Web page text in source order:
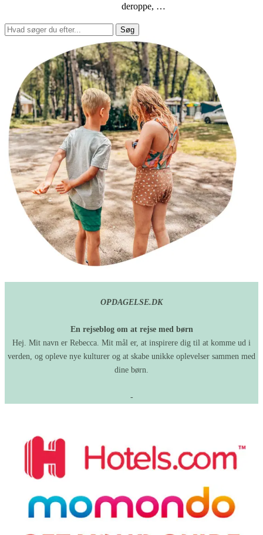
deroppe, …
OPDAGELSE.DK
En rejseblog om at rejse med børn
Hej. Mit navn er Rebecca. Mit mål er, at inspirere dig til at komme ud i
verden, og opleve nye kulturer og at skabe unikke oplevelser sammen med
dine børn.
-